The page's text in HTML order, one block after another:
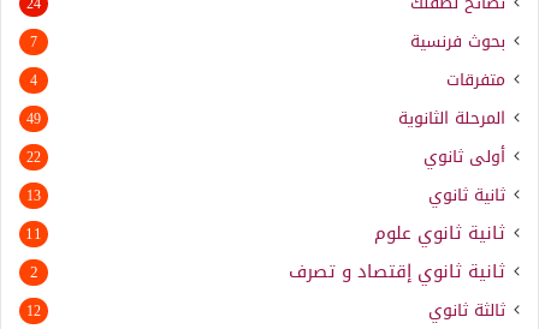
بحوث فرنسية 7
متفرقات 4
المرحلة الثانوية 49
أولى ثانوي 22
ثانية ثانوي 13
ثانية ثانوي علوم 11
ثانية ثانوي إقتصاد و تصرف 2
ثالثة ثانوي 12